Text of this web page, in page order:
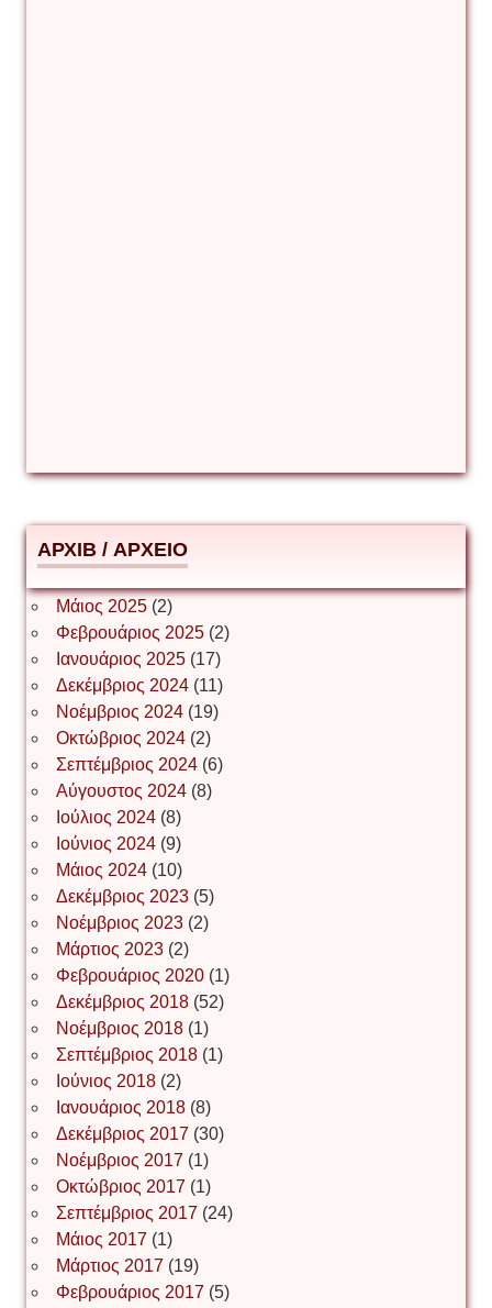
Δημήτριος Ζακοντινός
ΕΥΑΓΓΕΛΟΣ ΜΩΚΟΣ
Ιωάννης Σ. Παπαφλωράτος
ΝΙΚΟΣ ΓΑΤΟΣ
Νίκος Λυγερός
Іван Буртик
Іван Наконечний
Інга Короткевич
Ірина Ключковська
Ірина Наконечна
АРХІВ / ΑΡΧΕΙΟ
Μάιος 2025(2)
Φεβρουάριος 2025(2)
Ιανουάριος 2025(17)
Δεκέμβριος 2024(11)
Νοέμβριος 2024(19)
Οκτώβριος 2024(2)
Σεπτέμβριος 2024(6)
Αύγουστος 2024(8)
Ιούλιος 2024(8)
Ιούνιος 2024(9)
Μάιος 2024(10)
Δεκέμβριος 2023(5)
Νοέμβριος 2023(2)
Μάρτιος 2023(2)
Φεβρουάριος 2020(1)
Δεκέμβριος 2018(52)
Νοέμβριος 2018(1)
Σεπτέμβριος 2018(1)
Ιούνιος 2018(2)
Ιανουάριος 2018(8)
Δεκέμβριος 2017 (30)
Νοέμβριος 2017 (1)
Οκτώβριος 2017 (1)
Σεπτέμβριος 2017 (24)
Μάιος 2017 (1)
Μάρτιος 2017 (19)
Φεβρουάριος 2017 (5)